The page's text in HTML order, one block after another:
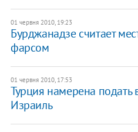
01 червня 2010, 19:23
Бурджанадзе считает
фарсом
01 червня 2010, 17:53
Турция намерена подать
Израиль